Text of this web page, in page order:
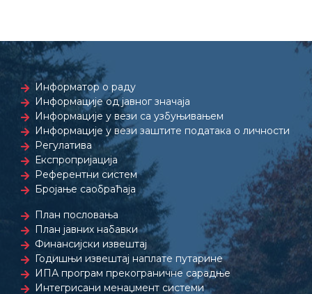
Информатор о раду
Информације од јавног значаја
Информације у вези са узбуњивањем
Информације у вези заштите података о личности
Регулатива
Експропријација
Референтни систем
Бројање саобраћаја
План пословања
План јавних набавки
Финансијски извештај
Годишњи извештај наплате путарине
ИПА програм прекограничне сарадње
Интегрисани менаџмент системи